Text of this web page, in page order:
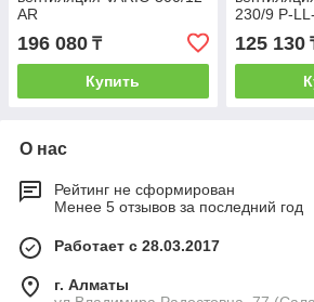
AR
196 080 ₸
Купить
230/9 P-
125 130
О нас
Рейтинг не сформирован
Менее 5 отзывов за последний год
Работает с 28.03.2017
г. Алматы